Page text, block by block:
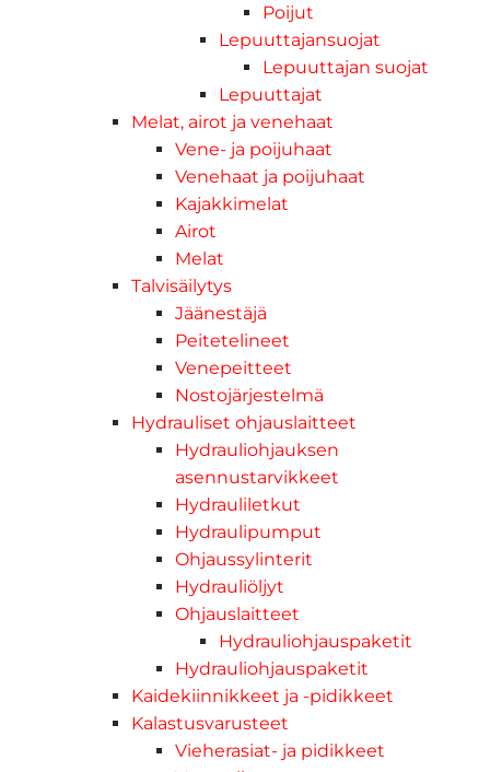
Poijut
Lepuuttajansuojat
Lepuuttajan suojat
Lepuuttajat
Melat, airot ja venehaat
Vene- ja poijuhaat
Venehaat ja poijuhaat
Kajakkimelat
Airot
Melat
Talvisäilytys
Jäänestäjä
Peitetelineet
Venepeitteet
Nostojärjestelmä
Hydrauliset ohjauslaitteet
Hydrauliohjauksen
asennustarvikkeet
Hydrauliletkut
Hydraulipumput
Ohjaussylinterit
Hydrauliöljyt
Ohjauslaitteet
Hydrauliohjauspaketit
Hydrauliohjauspaketit
Kaidekiinnikkeet ja -pidikkeet
Kalastusvarusteet
Vieherasiat- ja pidikkeet